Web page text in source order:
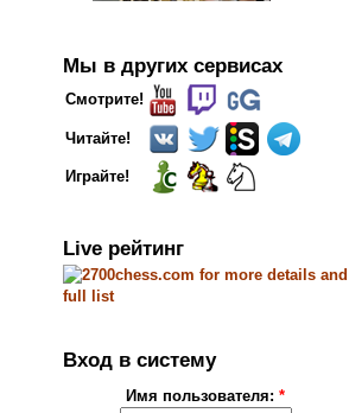
Мы в других сервисах
Смотрите!
Читайте!
Играйте!
Live рейтинг
Вход в систему
Имя пользователя:*